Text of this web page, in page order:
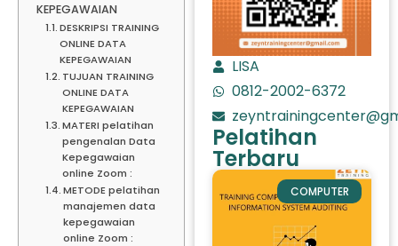
KEPEGAWAIAN
DESKRIPSI TRAINING
ONLINE DATA
KEPEGAWAIAN
TUJUAN TRAINING
ONLINE DATA
KEPEGAWAIAN
MATERI pelatihan
pengenalan Data
Kepegawaian
online Zoom :
METODE pelatihan
manajemen data
kepegawaian
online Zoom :
LISA
0812-2002-6372
Pelatihan
Terbaru
COMPUTER